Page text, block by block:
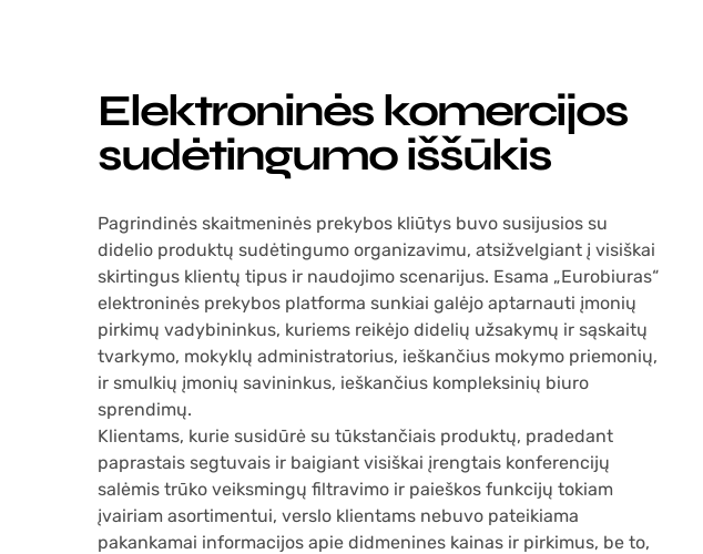
Elektroninės komercijos
sudėtingumo iššūkis
Pagrindinės skaitmeninės prekybos kliūtys buvo susijusios su
didelio produktų sudėtingumo organizavimu, atsižvelgiant į visiškai
skirtingus klientų tipus ir naudojimo scenarijus. Esama „Eurobiuras“
elektroninės prekybos platforma sunkiai galėjo aptarnauti įmonių
pirkimų vadybininkus, kuriems reikėjo didelių užsakymų ir sąskaitų
tvarkymo, mokyklų administratorius, ieškančius mokymo priemonių,
ir smulkių įmonių savininkus, ieškančius kompleksinių biuro
sprendimų.
Klientams, kurie susidūrė su tūkstančiais produktų, pradedant
paprastais segtuvais ir baigiant visiškai įrengtais konferencijų
salėmis trūko veiksmingų filtravimo ir paieškos funkcijų tokiam
įvairiam asortimentui, verslo klientams nebuvo pateikiama
pakankamai informacijos apie didmenines kainas ir pirkimus, be to,